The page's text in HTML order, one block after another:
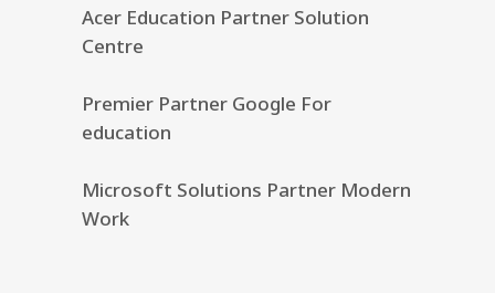
Acer Education Partner Solution
Centre
Premier Partner Google For
education
Microsoft Solutions Partner Modern
Work